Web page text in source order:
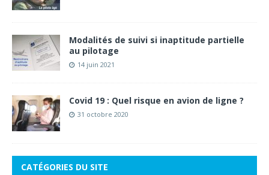
Modalités de suivi si inaptitude partielle
au pilotage
14 juin 2021
Covid 19 : Quel risque en avion de ligne ?
31 octobre 2020
CATÉGORIES DU SITE